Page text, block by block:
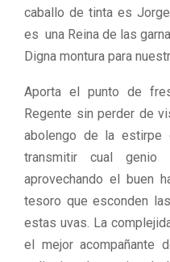
caballo de tinta es
es una Reina de las
Digna montura para
Aporta el punto de
Regente sin perder de
abolengo de la estirpe
transmitir cual genio
aprovechando el buen
tesoro que esconden
estas uvas. La
el mejor acompañante